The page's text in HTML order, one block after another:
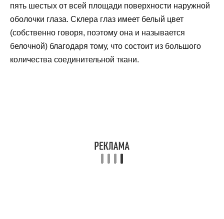
пять шестых от всей площади поверхности наружной
оболочки глаза. Склера глаз имеет белый цвет
(собственно говоря, поэтому она и называется
белочной) благодаря тому, что состоит из большого
количества соединительной ткани.